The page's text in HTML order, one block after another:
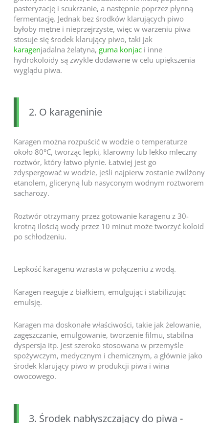
pasteryzację i scukrzanie, a następnie poprzez płynną
fermentację. Jednak bez środków klarujących piwo
byłoby mętne i nieprzejrzyste, więc w warzeniu piwa
stosuje się środek klarujący piwo, taki jak
karagenjadalna żelatyna, guma konjaci inne
hydrokoloidy są zwykle dodawane w celu upiększenia
wyglądu piwa.
2. O karageninie
Karagen można rozpuścić w wodzie o temperaturze
około 80°C, tworząc lepki, klarowny lub lekko mleczny
roztwór, który łatwo płynie. Łatwiej jest go
zdyspergować w wodzie, jeśli najpierw zostanie zwilżony
etanolem, gliceryną lub nasyconym wodnym roztworem
sacharozy.
Roztwór otrzymany przez gotowanie karagenu z 30-
krotną ilością wody przez 10 minut może tworzyć koloid
po schłodzeniu.
Lepkość karagenu wzrasta w połączeniu z wodą.
Karagen reaguje z białkiem, emulgując i stabilizując
emulsję.
Karagen ma doskonałe właściwości, takie jak żelowanie,
zagęszczanie, emulgowanie, tworzenie filmu, stabilna
dyspersja itp. Jest szeroko stosowana w przemyśle
spożywczym, medycznym i chemicznym, a głównie jako
środek klarujący piwo w produkcji piwa i wina
owocowego.
3. Środek nabłyszczający do piwa -